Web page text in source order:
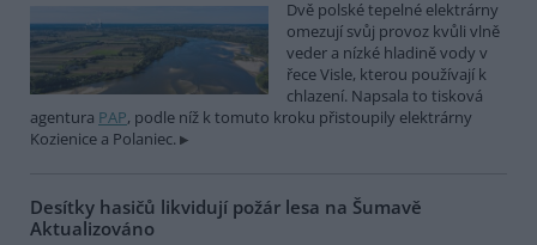
Dvě polské tepelné elektrárny
omezují svůj provoz kvůli vlně
veder a nízké hladině vody v
řece Visle, kterou používají k
chlazení. Napsala to tisková
agentura PAP, podle níž k tomuto kroku přistoupily elektrárny
Kozienice a Polaniec.
Desítky hasičů likvidují požár lesa na Šumavě
Aktualizováno